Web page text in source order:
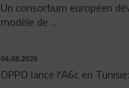
Un consortium européen
modèle de ...
04.08.2026
OPPO lance l'A6c en